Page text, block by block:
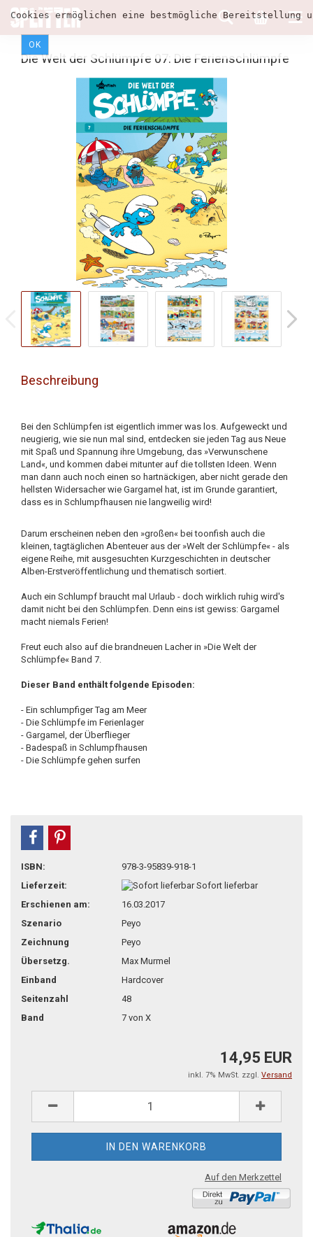
Cookies ermöglichen eine bestmögliche
OK
Die Welt der Schlümpfe 07: Die Ferienschlümpfe
Beschreibung
Bei den Schlümpfen ist eigentlich immer was los. Aufgeweckt und
neugierig, wie sie nun mal sind, entdecken sie jeden Tag aus Neue
mit Spaß und Spannung ihre Umgebung, das »Verwunschene
Land«, und kommen dabei mitunter auf die tollsten Ideen. Wenn
man dann auch noch einen so hartnäckigen, aber nicht gerade den
hellsten Widersacher wie Gargamel hat, ist im Grunde garantiert,
dass es in Schlumpfhausen nie langweilig wird!
Darum erscheinen neben den »großen« bei toonfish auch die
kleinen, tagtäglichen Abenteuer aus der »Welt der Schlümpfe« - als
eigene Reihe, mit ausgesuchten Kurzgeschichten in deutscher
Alben-Erstveröffentlichung und thematisch sortiert.
Auch ein Schlumpf braucht mal Urlaub - doch wirklich ruhig wird's
damit nicht bei den Schlümpfen. Denn eins ist gewiss: Gargamel
macht niemals Ferien!
Freut euch also auf die brandneuen Lacher in »Die Welt der
Schlümpfe« Band 7.
Dieser Band enthält folgende Episoden:
- Ein schlumpfiger Tag am Meer
- Die Schlümpfe im Ferienlager
- Gargamel, der Überflieger
- Badespaß in Schlumpfhausen
- Die Schlümpfe gehen surfen
teilen
ISBN:
978-3-95839-918-1
Lieferzeit:
Sofort lieferbar
Erschienen am:
16.03.2017
Szenario
Peyo
Zeichnung
Peyo
Übersetzg.
Max Murmel
Einband
Hardcover
Seitenzahl
48
Band
7 von X
14,95 EUR
inkl. 7% MwSt. zzgl. Versand
Auf den Merkzettel